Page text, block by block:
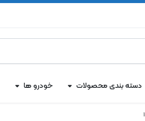
دسته بندی محصولات خودرو ها